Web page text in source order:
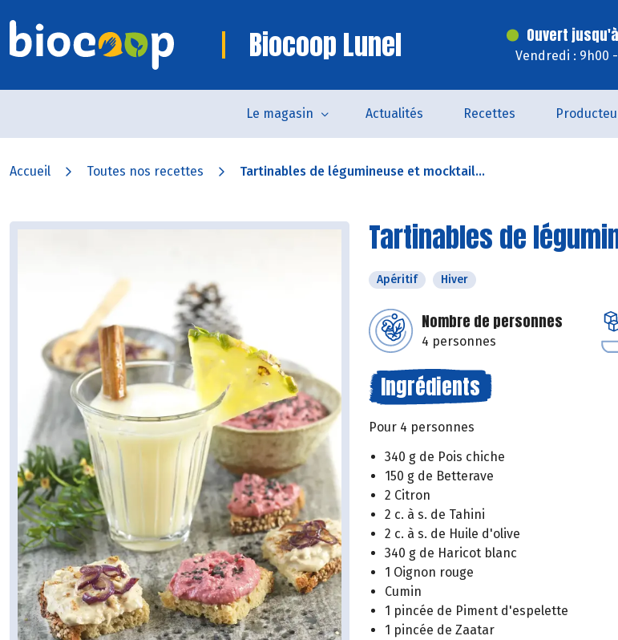
Biocoop Lunel Ouvert
Vendredi : 9h00
Le magasin Actualités Recettes
Accueil Toutes nos recettes Tartinables de légumineuse et mocktail...
Tartinables de
Apéritif Hiver
Nombre de personnes
4 personnes
Ingrédients
Pour 4 personnes
340 g de Pois chiche
150 g de Betterave
2 Citron
2 c. à s. de Tahini
2 c. à s. de Huile d'olive
340 g de Haricot blanc
1 Oignon rouge
Cumin
1 pincée de Piment d'espelette
1 pincée de Zaatar